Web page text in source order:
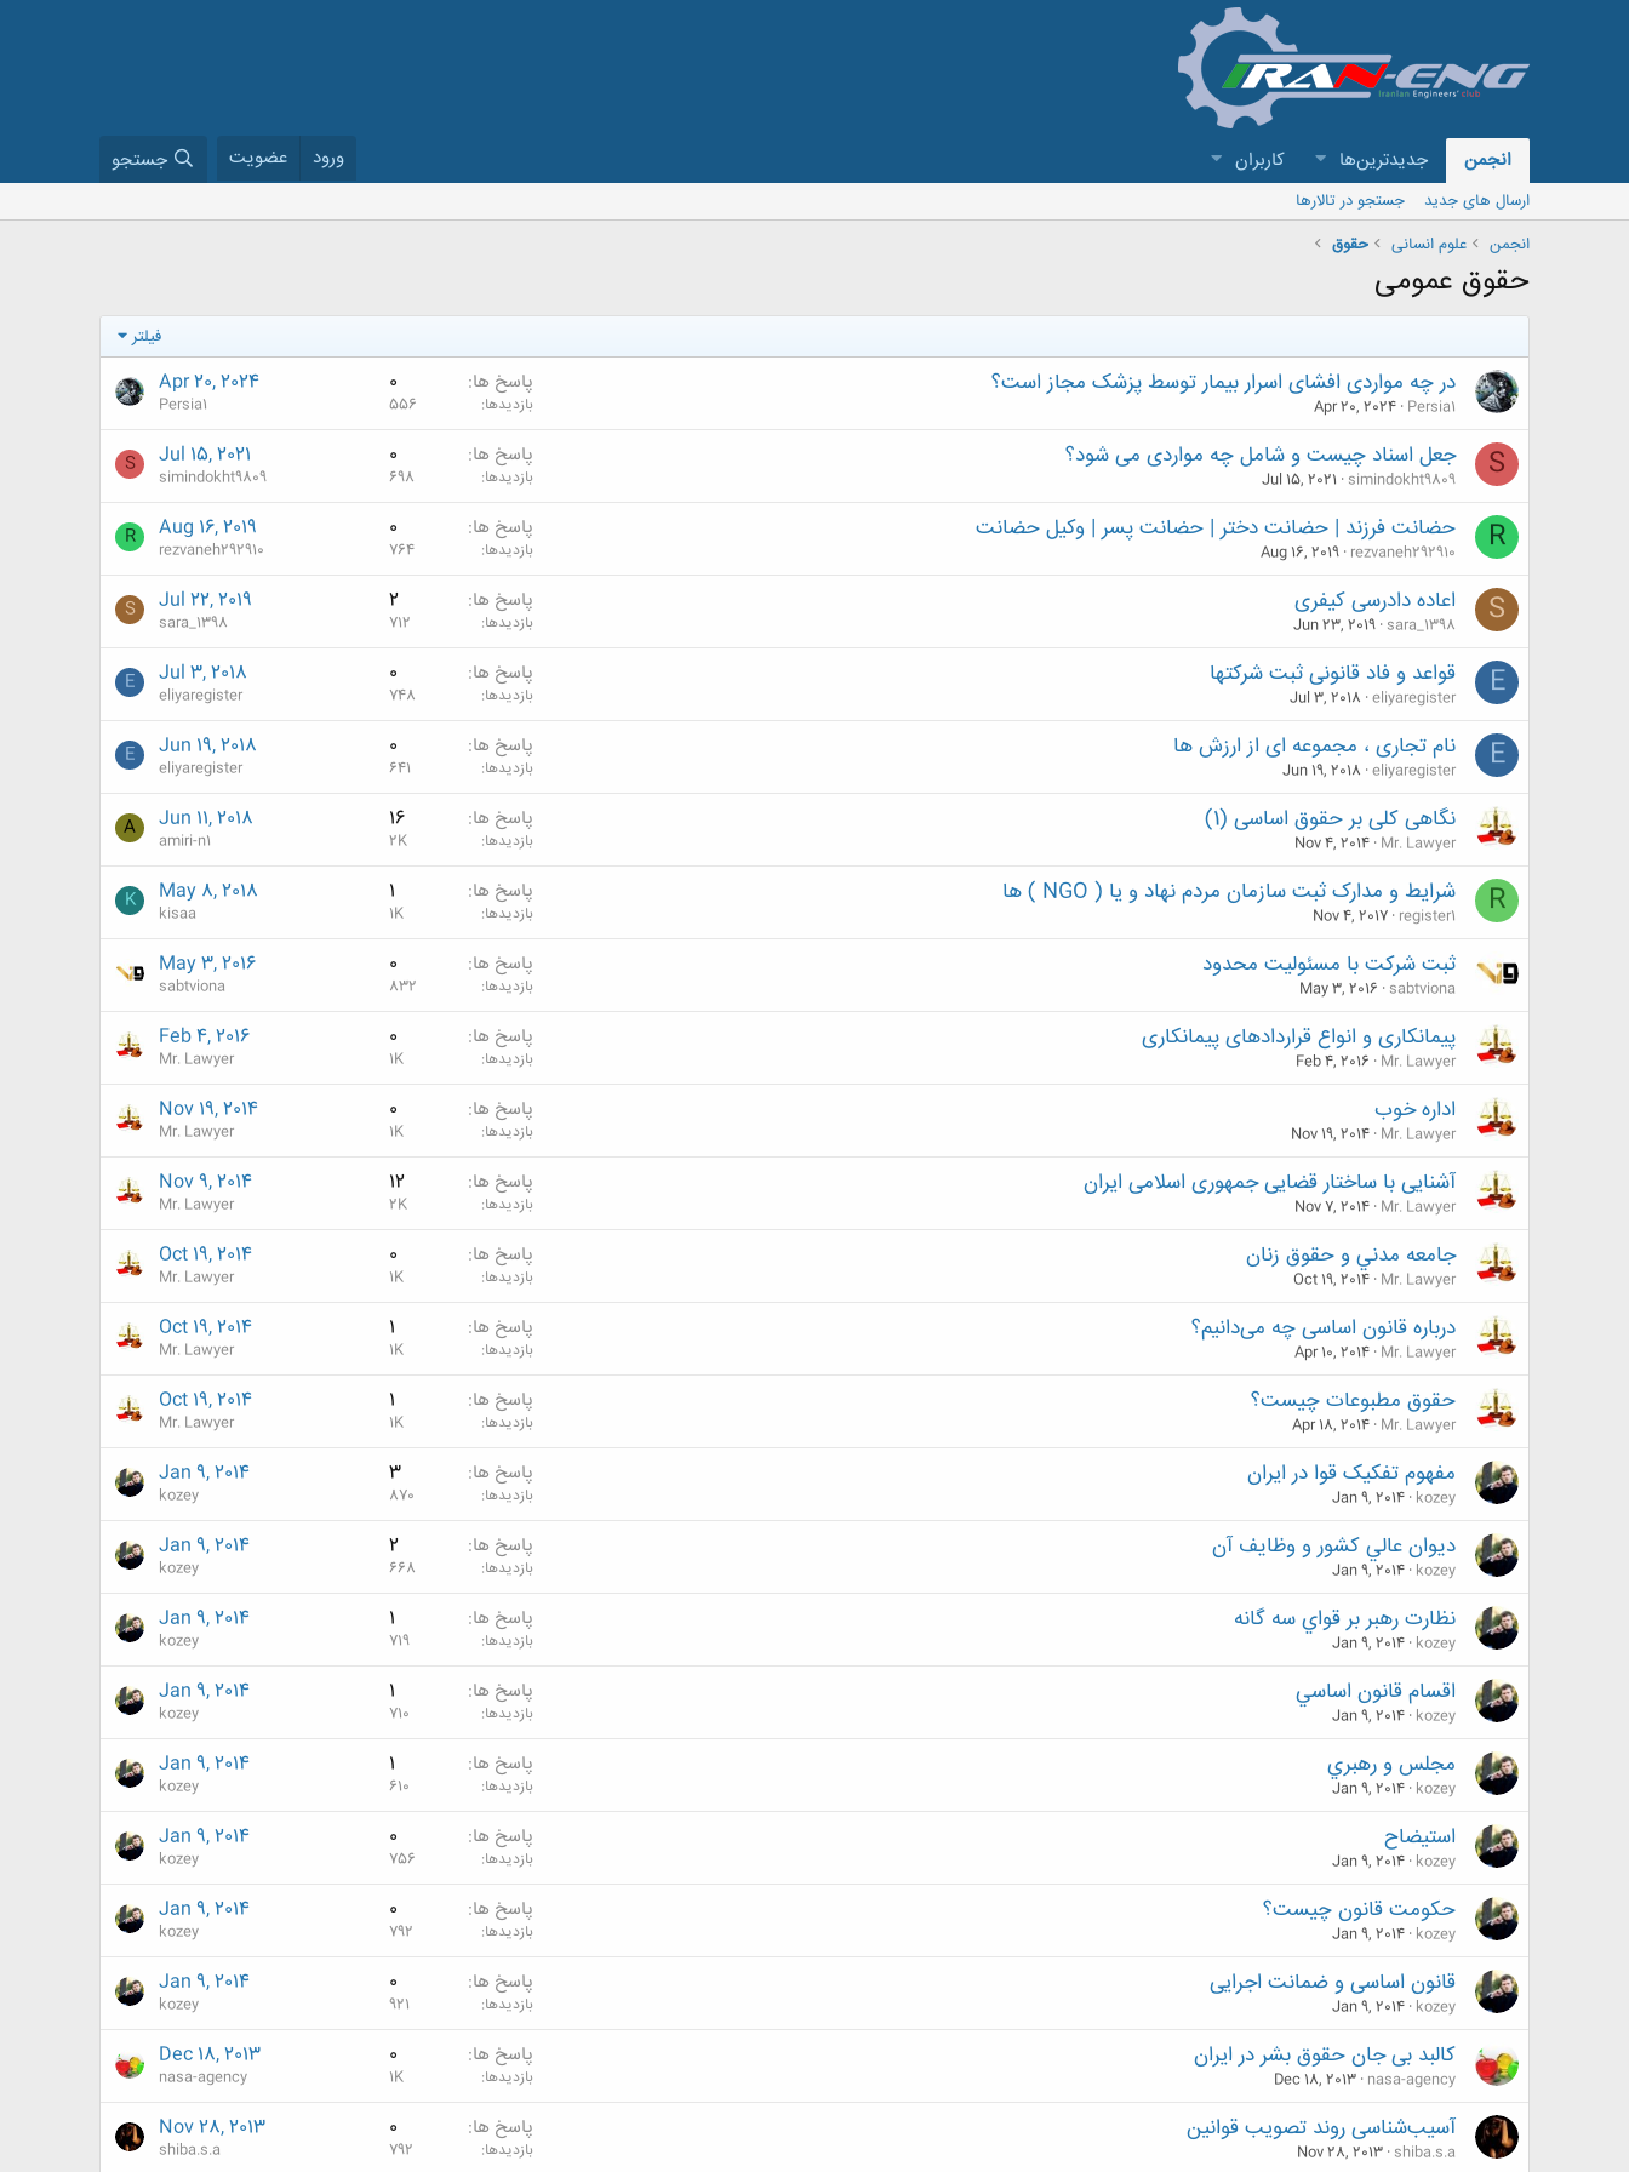
انجمن جدیدترین‌ها کاربران ورود عضویت جستجو
ارسال های جدید
جستجو در تالارها
انجمن
علوم انسانی حقوق
حقوق عمومی
فیلتر
در چه مواردی افشای اسرار بیمار توسط پزشک مجاز است؟
Persia1
Apr 20, 2024
پاسخ ها 0
بازدیدها 556
Apr 20, 2024
Persia1
S جعل اسناد چیست و شامل چه مواردی می شود؟
simindokht9809
Jul 15, 2021
پاسخ ها 0
بازدیدها 698
Jul 15, 2021
simindokht9809
S
R حضانت فرزند | حضانت دختر | حضانت پسر | وکیل حضانت
rezvaneh292910
Aug 16, 2019
پاسخ ها 0
بازدیدها 764
Aug 16, 2019
rezvaneh292910
R
S اعاده دادرسی کیفری
sara_1398
Jun 23, 2019
پاسخ ها 2
بازدیدها 712
Jul 22, 2019
sara_1398
S
E قواعد و فاد قانونی ثبت شرکتها
eliyaregister
Jul 3, 2018
پاسخ ها 0
بازدیدها 748
Jul 3, 2018
eliyaregister
E
E نام تجاری ، مجموعه ای از ارزش ها
eliyaregister
Jun 19, 2018
پاسخ ها 0
بازدیدها 641
Jun 19, 2018
eliyaregister
E
نگاهی کلی بر حقوق اساسی (1)
Mr. Lawyer
Nov 4, 2014
پاسخ ها 16
بازدیدها 2K
Jun 11, 2018
amiri-n1
A
R شرایط و مدارک ثبت سازمان مردم نهاد و یا ( NGO ) ها
register1
Nov 4, 2017
پاسخ ها 1
بازدیدها 1K
May 8, 2018
kisaa
K
ثبت شرکت با مسئولیت محدود
sabtviona
May 3, 2016
پاسخ ها 0
بازدیدها 832
May 3, 2016
sabtviona
پیمانکاری و انواع قراردادهای پیمانکاری
Mr. Lawyer
Feb 4, 2016
پاسخ ها 0
بازدیدها 1K
Feb 4, 2016
Mr. Lawyer
اداره خوب
Mr. Lawyer
Nov 19, 2014
پاسخ ها 0
بازدیدها 1K
Nov 19, 2014
Mr. Lawyer
آشنایی با ساختار قضایی جمهوری اسلامی ایران
Mr. Lawyer
Nov 7, 2014
پاسخ ها 12
بازدیدها 2K
Nov 9, 2014
Mr. Lawyer
جامعه مدني و حقوق زنان
Mr. Lawyer
Oct 19, 2014
پاسخ ها 0
بازدیدها 1K
Oct 19, 2014
Mr. Lawyer
درباره قانون اساسی چه می‌دانیم؟
Mr. Lawyer
Apr 10, 2014
پاسخ ها 1
بازدیدها 1K
Oct 19, 2014
Mr. Lawyer
حقوق مطبوعات‌ چیست؟
Mr. Lawyer
Apr 18, 2014
پاسخ ها 1
بازدیدها 1K
Oct 19, 2014
Mr. Lawyer
مفهوم تفکیک قوا در ایران
kozey
Jan 9, 2014
پاسخ ها 3
بازدیدها 870
Jan 9, 2014
kozey
ديوان عالي کشور و وظايف آن
kozey
Jan 9, 2014
پاسخ ها 2
بازدیدها 668
Jan 9, 2014
kozey
نظارت رهبر بر قواي سه گانه
kozey
Jan 9, 2014
پاسخ ها 1
بازدیدها 719
Jan 9, 2014
kozey
اقسام قانون اساسي
kozey
Jan 9, 2014
پاسخ ها 1
بازدیدها 710
Jan 9, 2014
kozey
مجلس و رهبري
kozey
Jan 9, 2014
پاسخ ها 1
بازدیدها 610
Jan 9, 2014
kozey
استيضاح
kozey
Jan 9, 2014
پاسخ ها 0
بازدیدها 756
Jan 9, 2014
kozey
حکومت قانون چیست؟
kozey
Jan 9, 2014
پاسخ ها 0
بازدیدها 792
Jan 9, 2014
kozey
قانون اساسی و ضمانت اجرایی
kozey
Jan 9, 2014
پاسخ ها 0
بازدیدها 921
Jan 9, 2014
kozey
کالبد بی جان حقوق بشر در ایران
nasa-agency
Dec 18, 2013
پاسخ ها 0
بازدیدها 1K
Dec 18, 2013
nasa-agency
آسیب‌شناسی روند تصویب قوانین
shiba.s.a
Nov 28, 2013
پاسخ ها 0
بازدیدها 792
Nov 28, 2013
shiba.s.a